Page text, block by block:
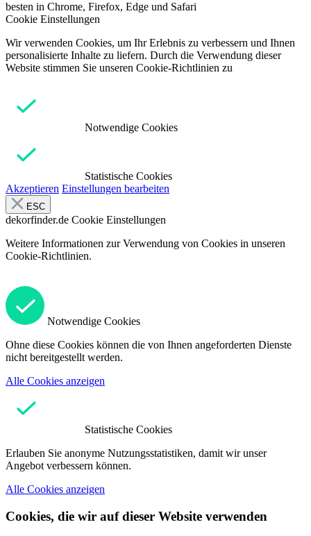
besten in Chrome, Firefox, Edge und Safari
Cookie Einstellungen
Wir verwenden Cookies, um Ihr Erlebnis zu verbessern und Ihnen
personalisierte Inhalte zu liefern. Durch die Verwendung dieser
Website stimmen Sie unseren Cookie-Richtlinien zu
Notwendige Cookies
Statistische Cookies
Akzeptieren Einstellungen bearbeiten
ESC
dekorfinder.de Cookie Einstellungen
Weitere Informationen zur Verwendung von Cookies in unseren
Cookie-Richtlinien.
Notwendige Cookies
Ohne diese Cookies können die von Ihnen angeforderten Dienste
nicht bereitgestellt werden.
Alle Cookies anzeigen
Statistische Cookies
Erlauben Sie anonyme Nutzungsstatistiken, damit wir unser
Angebot verbessern können.
Alle Cookies anzeigen
Cookies, die wir auf dieser Website verwenden